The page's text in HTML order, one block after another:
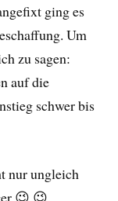
ging es
Um
zu sagen:
auf die
schwer bis
nur ungleich
😉 😉